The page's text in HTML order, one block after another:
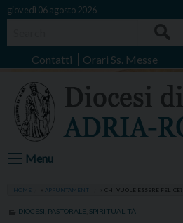
Skip
giovedì 06 agosto 2026
Contatti Orari Ss. Messe
Menu
HOME APPUNTAMENTI CHI VUOLE ESSERE FELICE?
DIOCESI PASTORALE SPIRITUALITÀ